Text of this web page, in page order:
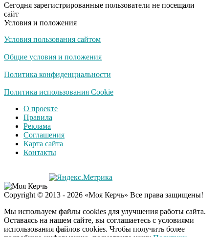
Сегодня зарегистрированные пользователи не посещали
сайт
Условия и положения
Условия пользования сайтом
Общие условия и положения
Политика конфиденциальности
Политика использования Cookie
О проекте
Правила
Реклама
Соглашения
Карта сайта
Контакты
Copyright © 2013 - 2026 «Моя Керчь» Все права защищены!
Мы используем файлы cookies для улучшения работы сайта.
Оставаясь на нашем сайте, вы соглашаетесь с условиями
использования файлов cookies. Чтобы получить более